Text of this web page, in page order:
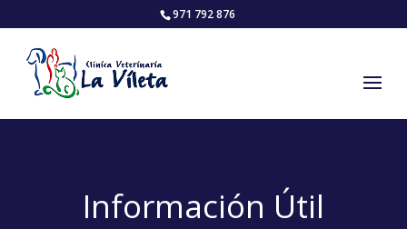
971 792 876
Información Útil